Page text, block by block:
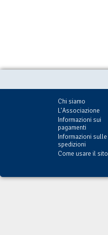
Chi siamo
L'Associazione
Informazioni sui
pagamenti
Informazioni sulle
spedizioni
Come usare il sito